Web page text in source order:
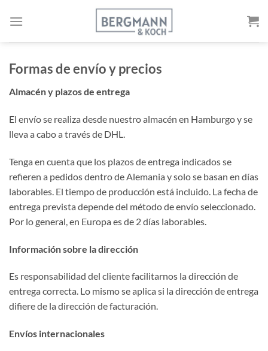
Formas de envío y precios
Almacén y plazos de entrega
El envío se realiza desde nuestro almacén en Hamburgo y se
lleva a cabo a través de DHL.
Tenga en cuenta que los plazos de entrega indicados se
refieren a pedidos dentro de Alemania y solo se basan en días
laborables. El tiempo de producción está incluido. La fecha de
entrega prevista depende del método de envío seleccionado.
Por lo general, en Europa es de 2 días laborables.
Información sobre la dirección
Es responsabilidad del cliente facilitarnos la dirección de
entrega correcta. Lo mismo se aplica si la dirección de entrega
difiere de la dirección de facturación.
Envíos internacionales